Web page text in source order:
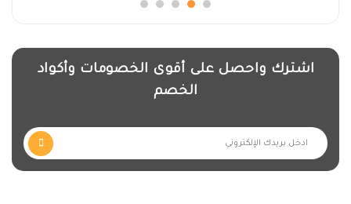
اشترك واحصل على أقوى الخصومات وأكواد
الخصم